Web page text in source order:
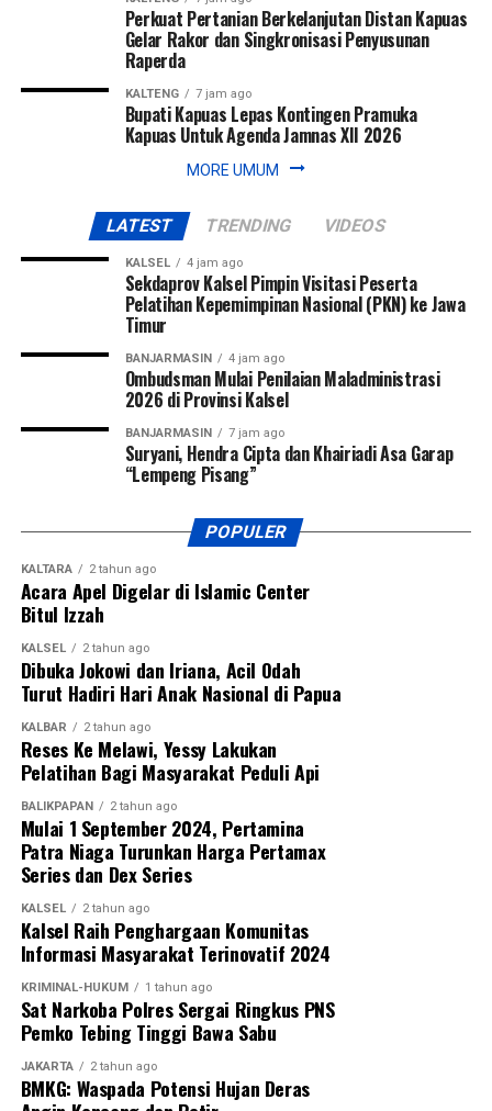
Perkuat Pertanian Berkelanjutan Distan Kapuas
Gelar Rakor dan Singkronisasi Penyusunan
Raperda
KALTENG 7 jam ago
Bupati Kapuas Lepas Kontingen Pramuka
Kapuas Untuk Agenda Jamnas XII 2026
MORE UMUM
LATEST TRENDING VIDEOS
KALSEL 4 jam ago
Sekdaprov Kalsel Pimpin Visitasi Peserta
Pelatihan Kepemimpinan Nasional (PKN) ke Jawa
Timur
BANJARMASIN 4 jam ago
Ombudsman Mulai Penilaian Maladministrasi
2026 di Provinsi Kalsel
BANJARMASIN 7 jam ago
Suryani, Hendra Cipta dan Khairiadi Asa Garap
“Lempeng Pisang”
POPULER
KALTARA 2 tahun ago
Acara Apel Digelar di Islamic Center
Bitul Izzah
KALSEL 2 tahun ago
Dibuka Jokowi dan Iriana, Acil Odah
Turut Hadiri Hari Anak Nasional di Papua
KALBAR 2 tahun ago
Reses Ke Melawi, Yessy Lakukan
Pelatihan Bagi Masyarakat Peduli Api
BALIKPAPAN 2 tahun ago
Mulai 1 September 2024, Pertamina
Patra Niaga Turunkan Harga Pertamax
Series dan Dex Series
KALSEL 2 tahun ago
Kalsel Raih Penghargaan Komunitas
Informasi Masyarakat Terinovatif 2024
KRIMINAL-HUKUM 1 tahun ago
Sat Narkoba Polres Sergai Ringkus PNS
Pemko Tebing Tinggi Bawa Sabu
JAKARTA 2 tahun ago
BMKG: Waspada Potensi Hujan Deras